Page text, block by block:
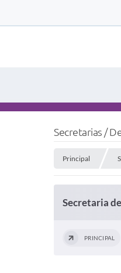
Secretarias /
Principal
Secretaria
PRINCIPAL